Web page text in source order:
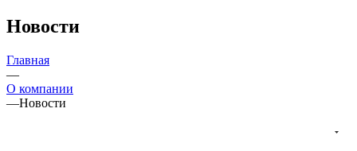
Новости
Главная
—
О компании
—Новости